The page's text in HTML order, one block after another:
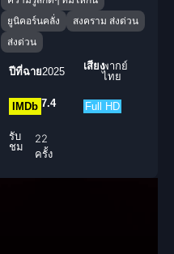
ยูนิคอร์นคลั่ง
สงคราม ส่งด่วน
ส่งด่วน
ปีที่ฉาย2025 เสียงพากย์
ไทย
IMDb 7.4 Full HD
รับ
ชม
22
ครั้ง